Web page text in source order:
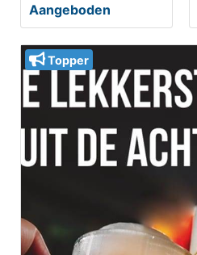
Aangeboden
Topper